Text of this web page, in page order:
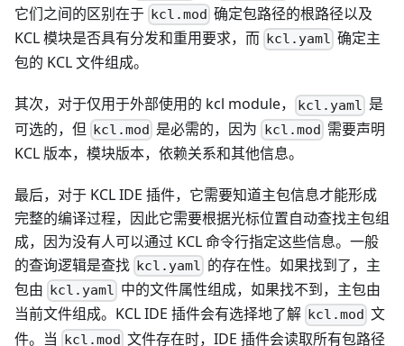
它们之间的区别在于 kcl.mod 确定包路径的根路径以及
KCL 模块是否具有分发和重用要求，而 kcl.yaml 确定主
包的 KCL 文件组成。
其次，对于仅用于外部使用的 kcl module， kcl.yaml 是
可选的，但 kcl.mod 是必需的，因为 kcl.mod 需要声明
KCL 版本，模块版本，依赖关系和其他信息。
最后，对于 KCL IDE 插件，它需要知道主包信息才能形成
完整的编译过程，因此它需要根据光标位置自动查找主包组
成，因为没有人可以通过 KCL 命令行指定这些信息。一般
的查询逻辑是查找 kcl.yaml 的存在性。如果找到了，主
包由
kcl.yaml 中的文件属性组成，如果找不到，主包由
当前文件组成。KCL IDE 插件会有选择地了解 kcl.mod 文
件。当 kcl.mod 文件存在时，IDE 插件会读取所有包路径